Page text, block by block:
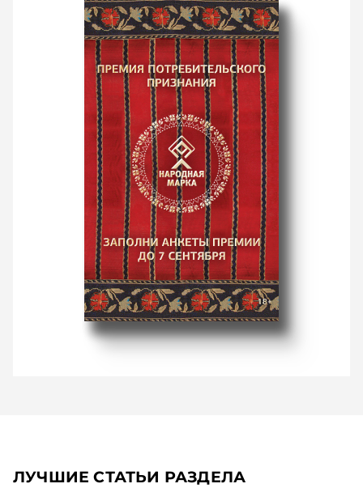
ЛУЧШИЕ СТАТЬИ РАЗДЕЛА